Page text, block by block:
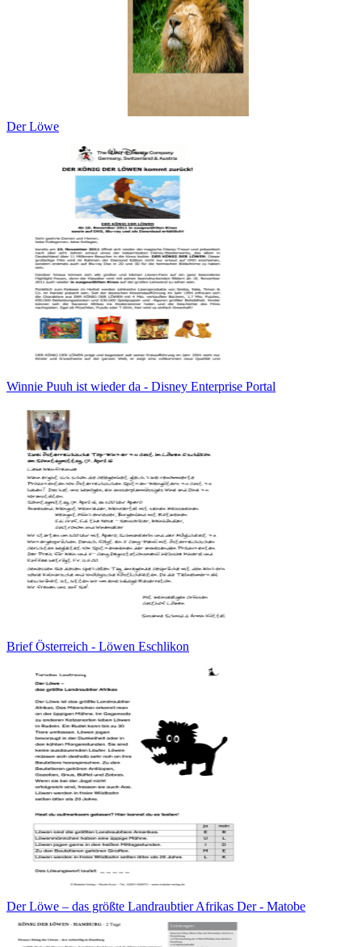
Der Löwe
Winnie Puuh ist wieder da - Disney Enterprise Portal
Brief Österreich - Löwen Eschlikon
Der Löwe – das größte Landraubtier Afrikas Der - Matobe